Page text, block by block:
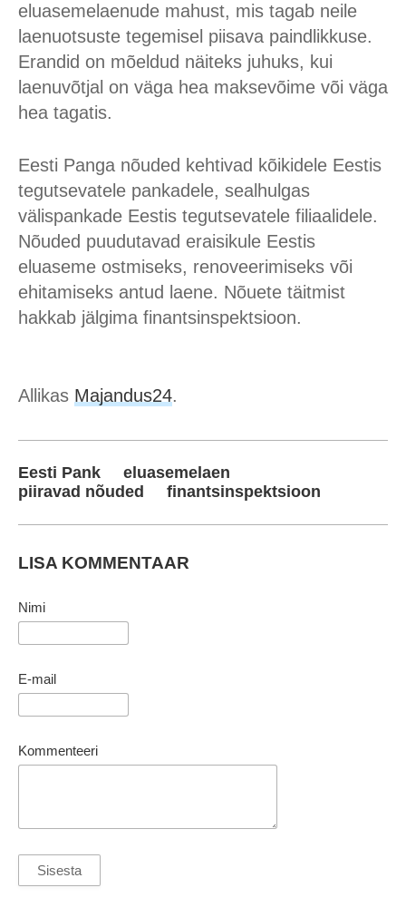
eluasemelaenude mahust, mis tagab neile
laenuotsuste tegemisel piisava paindlikkuse.
Erandid on mõeldud näiteks juhuks, kui
laenuvõtjal on väga hea maksevõime või väga
hea tagatis.
Eesti Panga nõuded kehtivad kõikidele Eestis
tegutsevatele pankadele, sealhulgas
välispankade Eestis tegutsevatele filiaalidele.
Nõuded puudutavad eraisikule Eestis
eluaseme ostmiseks, renoveerimiseks või
ehitamiseks antud laene. Nõuete täitmist
hakkab jälgima finantsinspektsioon.
Allikas Majandus24.
Eesti Pank
eluasemelaen
piiravad nõuded
finantsinspektsioon
LISA KOMMENTAAR
Nimi
E-mail
Kommenteeri